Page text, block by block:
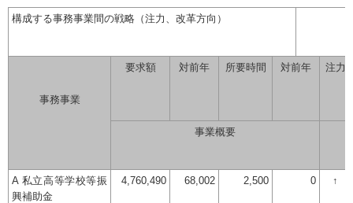
構成する事務事業間の戦略（注力、改革方向）
事務事業
要求額 対前年 所要時間 対前年 注力
事業概要
A 私立高等学校等振
興補助金
4,760,490 68,002 2,500 0 ↑